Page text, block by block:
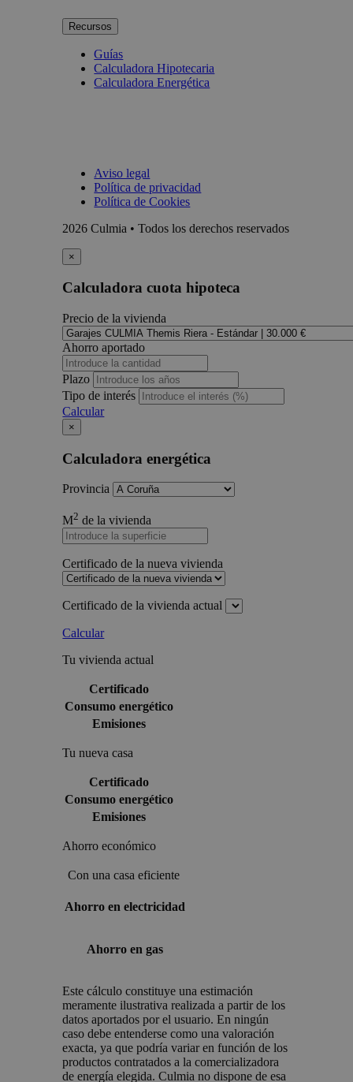
Recursos
Guías
Calculadora Hipotecaria
Calculadora Energética
Aviso legal
Política de privacidad
Política de Cookies
2026 Culmia • Todos los derechos reservados
×
Calculadora cuota hipoteca
Precio de la vivienda
Ahorro aportado
Plazo
Tipo de interés
Calcular
×
Calculadora energética
Provincia
M2 de la vivienda
Certificado de la nueva vivienda
Certificado de la vivienda actual
Calcular
Tu vivienda actual
Certificado
Consumo energético
Emisiones
Tu nueva casa
Certificado
Consumo energético
Emisiones
Ahorro económico
Con una casa eficiente
Ahorro en electricidad
Ahorro en gas
Este cálculo constituye una estimación
meramente ilustrativa realizada a partir de los
datos aportados por el usuario. En ningún
caso debe entenderse como una valoración
exacta, ya que podría variar en función de los
productos contratados a la comercializadora
de energía elegida. Culmia no dispone de esa